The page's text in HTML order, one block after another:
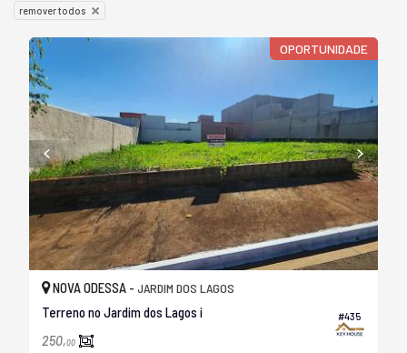
remover todos
OPORTUNIDADE
#435
NOVA ODESSA - JARDIM DOS LAGOS
Terreno no Jardim dos Lagos i
250,00